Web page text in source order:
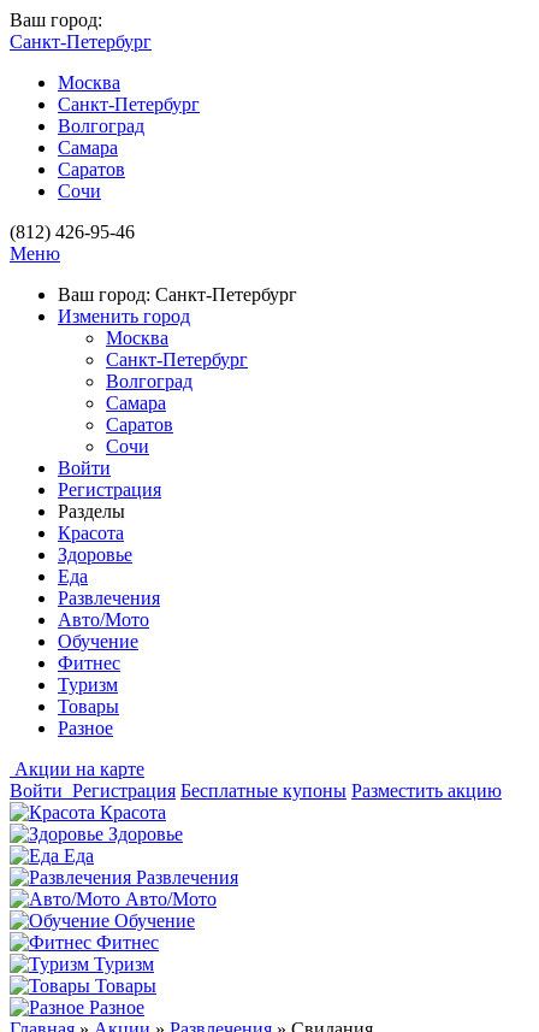
Ваш город:
Санкт-Петербург
Москва
Санкт-Петербург
Волгоград
Самара
Саратов
Сочи
(812) 426-95-46
Меню
Ваш город: Санкт-Петербург
Изменить город
Москва
Санкт-Петербург
Волгоград
Самара
Саратов
Сочи
Войти
Регистрация
Разделы
Красота
Здоровье
Еда
Развлечения
Авто/Мото
Обучение
Фитнес
Туризм
Товары
Разное
Акции на карте
Войти Регистрация Бесплатные купоны Разместить акцию
Красота
Здоровье
Еда
Развлечения
Авто/Мото
Обучение
Фитнес
Туризм
Товары
Разное